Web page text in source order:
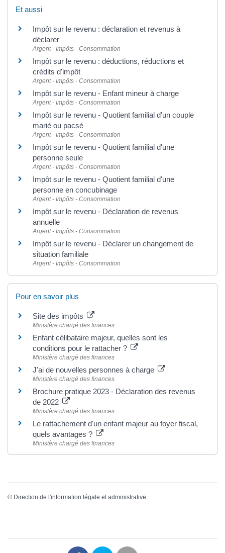
Et aussi
Impôt sur le revenu : déclaration et revenus à
déclarer
Argent - Impôts - Consommation
Impôt sur le revenu : déductions, réductions et
crédits d'impôt
Argent - Impôts - Consommation
Impôt sur le revenu - Enfant mineur à charge
Argent - Impôts - Consommation
Impôt sur le revenu - Quotient familial d'un couple
marié ou pacsé
Argent - Impôts - Consommation
Impôt sur le revenu - Quotient familial d'une
personne seule
Argent - Impôts - Consommation
Impôt sur le revenu - Quotient familial d'une
personne en concubinage
Argent - Impôts - Consommation
Impôt sur le revenu - Déclaration de revenus
annuelle
Argent - Impôts - Consommation
Impôt sur le revenu - Déclarer un changement de
situation familiale
Argent - Impôts - Consommation
Pour en savoir plus
Site des impôts
Ministère chargé des finances
Enfant célibataire majeur, quelles sont les
conditions pour le rattacher ?
Ministère chargé des finances
J'ai de nouvelles personnes à charge
Ministère chargé des finances
Brochure pratique 2023 - Déclaration des revenus
de 2022
Ministère chargé des finances
Le rattachement d'un enfant majeur au foyer fiscal,
quels avantages ?
Ministère chargé des finances
© Direction de l'information légale et administrative